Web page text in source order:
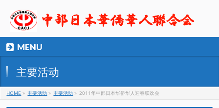
MENU
主要活动
HOME » 主要活动 » 主要活动 » 2011年中部日本华侨华人迎春联欢会